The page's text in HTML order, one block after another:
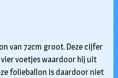
van 72cm groot. Deze cijfer
voetjes waardoor hij uit
folieballon is daardoor niet